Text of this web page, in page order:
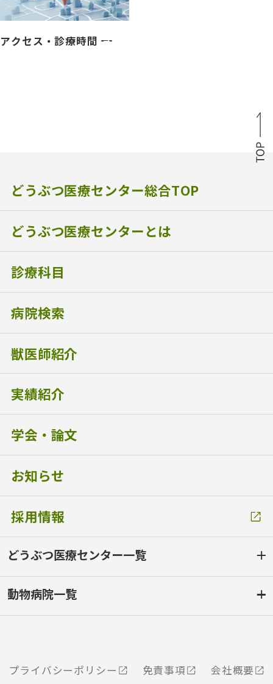
アクセス・診療時間
どうぶつ医療センター総合TOP
どうぶつ医療センターとは
診療科目
病院検索
獣医師紹介
実績紹介
学会・論文
お知らせ
採用情報
どうぶつ医療センター一覧
動物病院一覧
プライバシーポリシー 免責事項 会社概要